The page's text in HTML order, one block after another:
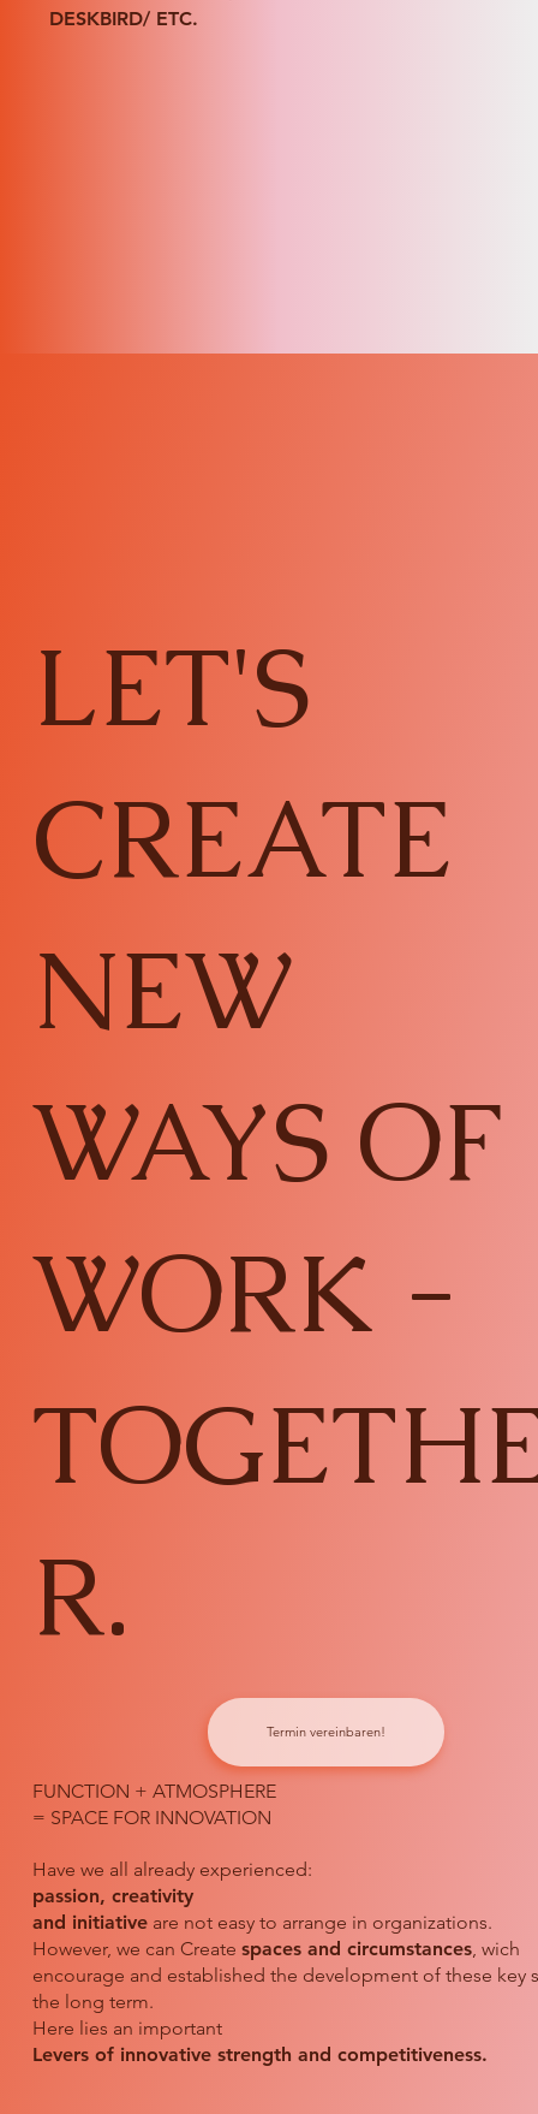
DESKBIRD/ ETC.
LET'S
CREATE
NEW
WAYS OF
WORK -
R.
Termin vereinbaren!
FUNCTION + ATMOSPHERE
= SPACE FOR INNOVATION
Have we all already experienced:
passion, creativity
and initiativeare not easy to arrange in organizations.
However, we can Create spaces and circumstances, wich
encourage and established the development of these key
the long term.
Here lies an important
Levers of innovative strength and competitiveness.